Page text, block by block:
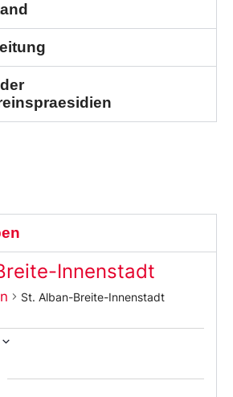
Innenstadt
St. Alban-Breite-Innenstadt